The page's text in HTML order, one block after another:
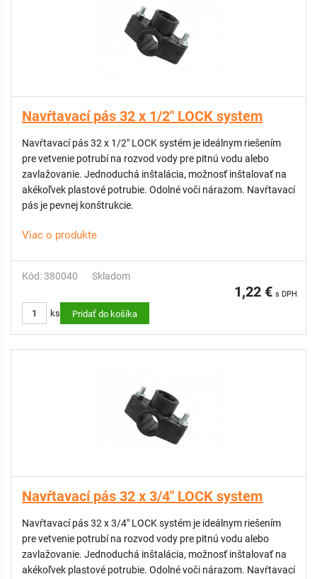
Navŕtavací pás 32 x 1/2" LOCK system
Navŕtavací pás 32 x 1/2" LOCK systém je ideálnym riešením
pre vetvenie potrubí na rozvod vody pre pitnú vodu alebo
zavlažovanie. Jednoduchá inštalácia, možnosť inštalovať na
akékoľvek plastové potrubie. Odolné voči nárazom. Navŕtavací
pás je pevnej konštrukcie.
Viac o produkte
Kód: 380040 Skladom
1,22 € s DPH
ks Pridať do košíka
Navŕtavací pás 32 x 3/4" LOCK system
Navŕtavací pás 32 x 3/4" LOCK systém je ideálnym riešením
pre vetvenie potrubí na rozvod vody pre pitnú vodu alebo
zavlažovanie. Jednoduchá inštalácia, možnosť inštalovať na
akékoľvek plastové potrubie. Odolné voči nárazom. Navŕtavací